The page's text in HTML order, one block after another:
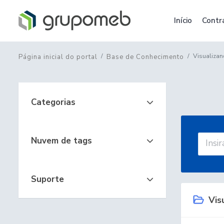
Início
Página inicial do portal Base de Conhecimento
Categorias
Nuvem de tags
Suporte